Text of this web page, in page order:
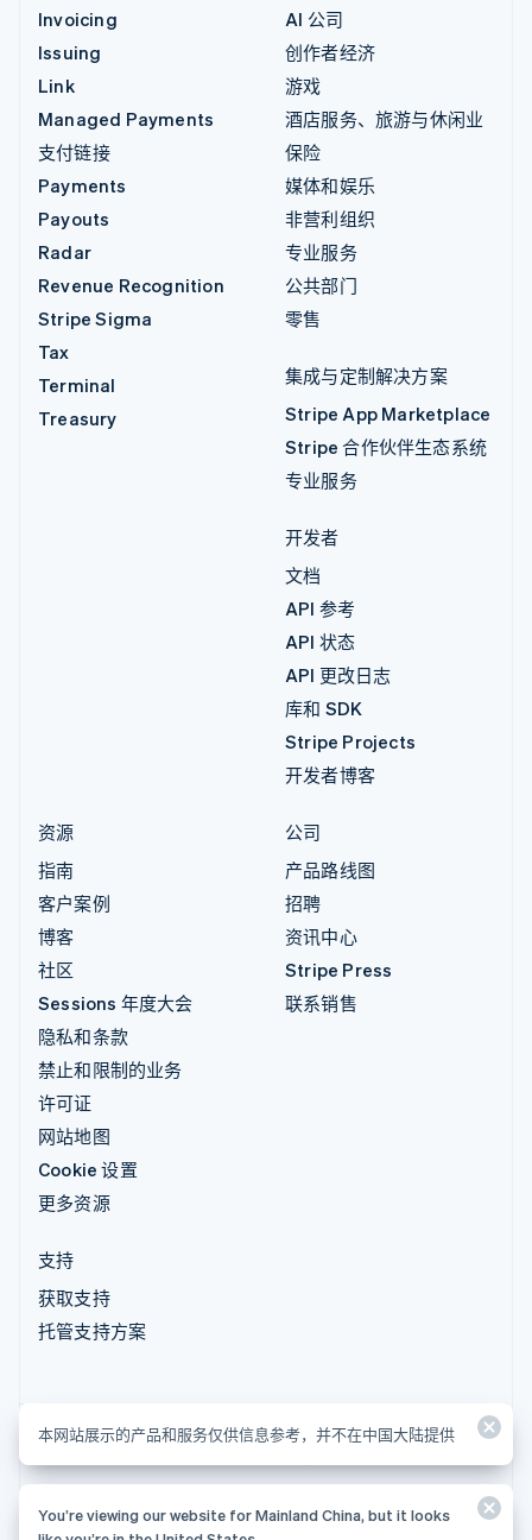
Invoicing
Issuing
Link
Managed Payments
支付链接
Payments
Payouts
Radar
Revenue Recognition
Stripe Sigma
Tax
Terminal
Treasury
AI 公司
创作者经济
游戏
酒店服务、旅游与休闲业
保险
媒体和娱乐
非营利组织
专业服务
公共部门
零售
集成与定制解决方案
Stripe App Marketplace
Stripe 合作伙伴生态系统
专业服务
开发者
文档
API 参考
API 状态
API 更改日志
库和 SDK
Stripe Projects
开发者博客
资源
指南
客户案例
博客
社区
Sessions 年度大会
隐私和条款
禁止和限制的业务
许可证
网站地图
Cookie 设置
更多资源
公司
产品路线图
招聘
资讯中心
Stripe Press
联系销售
支持
获取支持
托管支持方案
© 2026 Stripe, LLC
本网站展示的产品和服务仅供信息参考，并不在中国大陆提供
You’re viewing our website for Mainland China, but it looks